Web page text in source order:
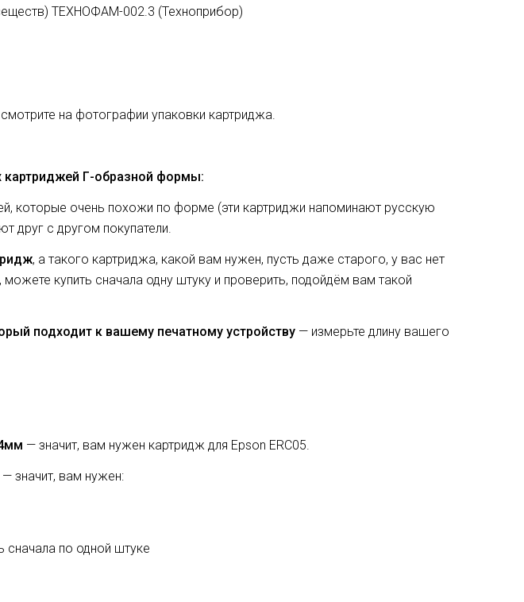
ТЕХНОФАМ-002.3 (Техноприбор)
на фотографии упаковки картриджа.
картриджей Г-образной формы:
которые очень похожи по форме (эти картриджи напоминают русскую
друг с другом покупатели.
, а такого картриджа, какой вам нужен, пусть даже старого, у вас нет
купить сначала одну штуку и проверить, подойдём вам такой
подходит к вашему печатному устройству — измерьте длину вашего
— значит, вам нужен картридж для Epson ERC05.
— значит, вам нужен:
сначала по одной штуке